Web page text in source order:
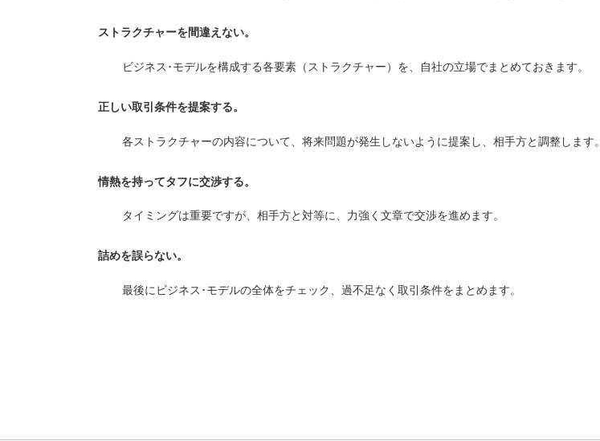
ストラクチャーを間違えない。
ビジネス･モデルを構成する各要素（ストラクチャー）を、自社の立場でまとめておきます。
正しい取引条件を提案する。
各ストラクチャーの内容について、将来問題が発生しないように提案し、相手方と調整します。
情熱を持ってタフに交渉する。
タイミングは重要ですが、相手方と対等に、力強く文章で交渉を進めます。
詰めを誤らない。
最後にビジネス･モデルの全体をチェック、過不足なく取引条件をまとめます。